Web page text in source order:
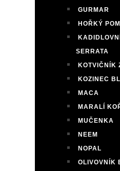
GURMAR
HOŘKÝ
SERRATA
KOTVIČNÍK
KOZINEC
MACA
MARALÍ
MUČENKA
NEEM
NOPAL
OLIVOVNÍK